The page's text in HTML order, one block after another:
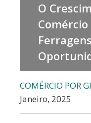
O
COMÉRCIO POR
Janeiro, 2025